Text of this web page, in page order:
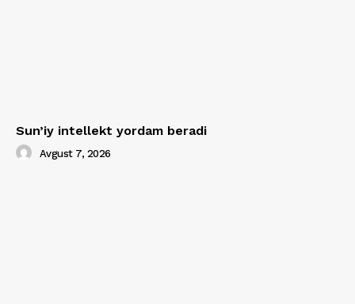
Sun’iy intellekt yordam beradi
Avgust 7, 2026